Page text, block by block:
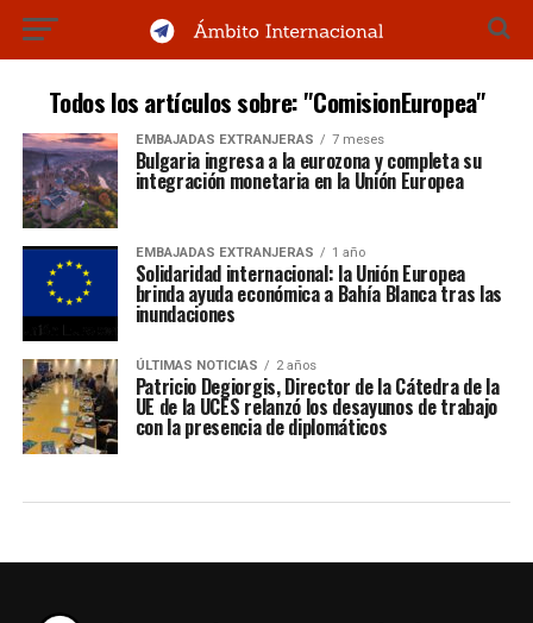
Todos los artículos sobre: "ComisionEuropea"
EMBAJADAS EXTRANJERAS 7 meses
Bulgaria ingresa a la eurozona y completa su
integración monetaria en la Unión Europea
EMBAJADAS EXTRANJERAS 1 año
Solidaridad internacional: la Unión Europea
brinda ayuda económica a Bahía Blanca tras las
inundaciones
ÚLTIMAS NOTICIAS 2 años
Patricio Degiorgis, Director de la Cátedra de la
UE de la UCES relanzó los desayunos de trabajo
con la presencia de diplomáticos